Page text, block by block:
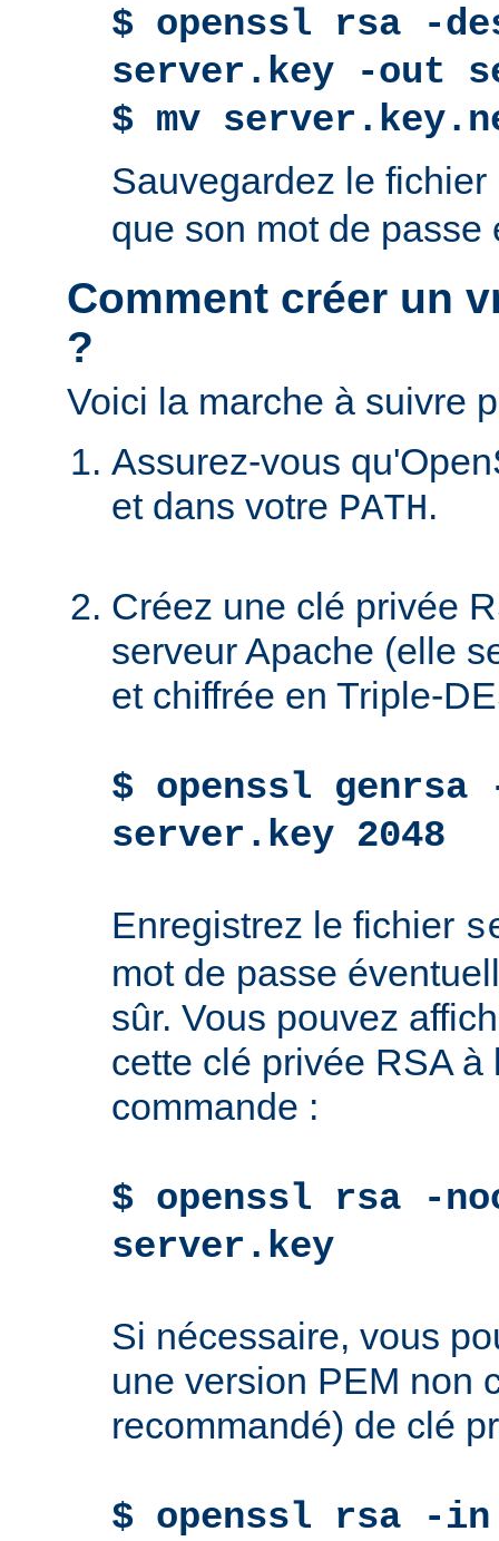
$ openssl rsa -
server.key -out
$ mv
Sauvegardez le fichier
que son mot de passe
Comment créer un
?
Voici la marche à suivre
Assurez-vous
et dans votre PATH.
Créez une clé privée
serveur Apache (elle
et chiffrée en Triple-
$ openssl genrsa
server.key 2048
Enregistrez le fichier
mot de passe
sûr. Vous pouvez
cette clé privée RSA à
commande :
$ openssl rsa -
server.key
Si nécessaire, vous
une version PEM non
recommandé) de clé
$ openssl rsa -